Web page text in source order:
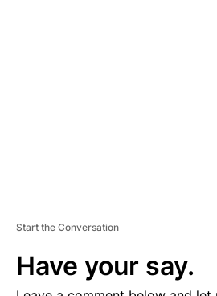
Start the Conversation
Have your say.